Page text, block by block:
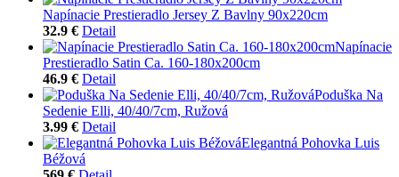
Napínacie Prestieradlo Jersey Z Bavlny 90x220cm
32.9 € Detail
Napínacie
Prestieradlo Satin Ca. 160-180x200cm
46.9 € Detail
Poduška Na
Sedenie Elli, 40/40/7cm, Ružová
3.99 € Detail
Elegantná Pohovka Luis
Béžová